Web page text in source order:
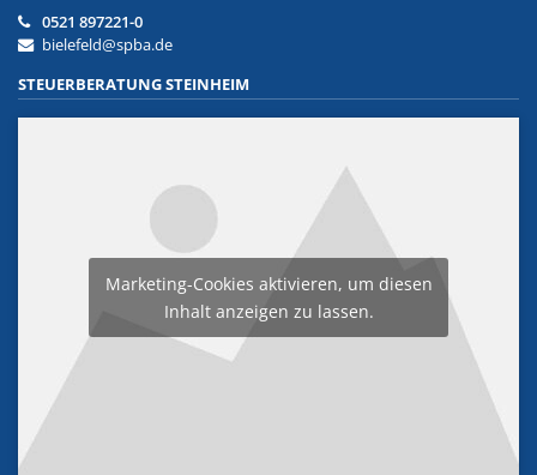
0521 897221-0
bielefeld@spba.de
STEUERBERATUNG STEINHEIM
Marketing-Cookies aktivieren, um diesen
Inhalt anzeigen zu lassen.